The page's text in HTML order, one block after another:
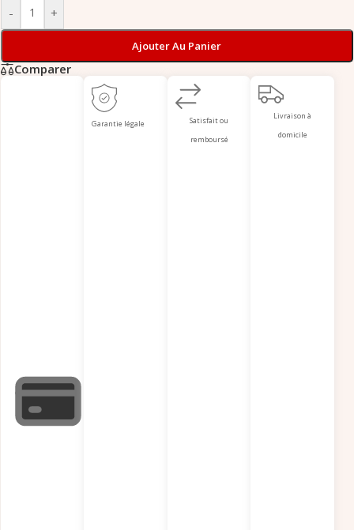
- +
Ajouter Au Panier
Comparer
Garantie légale
Satisfait ou
remboursé
Livraison à
domicile